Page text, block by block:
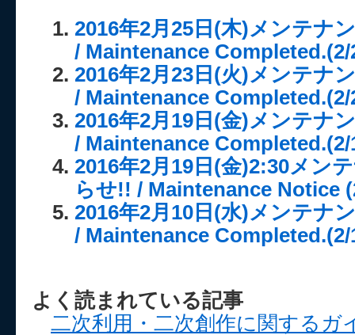
2016年2月25日(木)メンテナ
/ Maintenance Completed.(2/
2016年2月23日(火)メンテナ
/ Maintenance Completed.(2/
2016年2月19日(金)メンテナ
/ Maintenance Completed.(2/
2016年2月19日(金)2:30メン
らせ!! / Maintenance Notice
2016年2月10日(水)メンテナ
/ Maintenance Completed.(2/
よく読まれている記事
二次利用・二次創作に関するガ